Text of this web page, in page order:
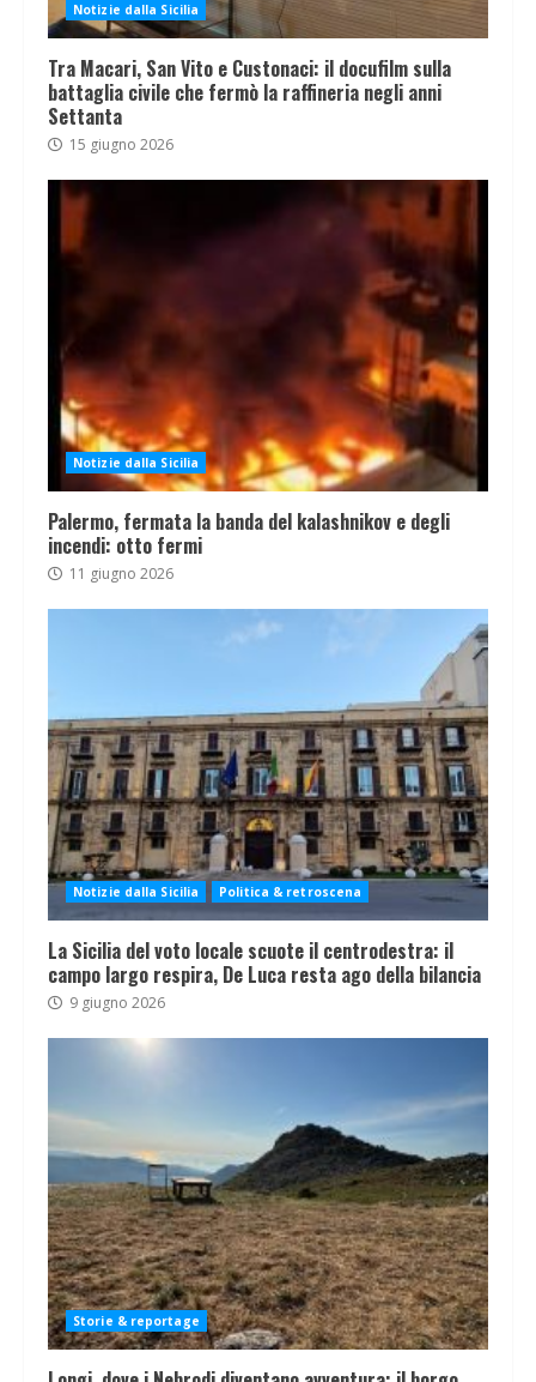
Notizie dalla Sicilia
Tra Macari, San Vito e Custonaci: il docufilm sulla
battaglia civile che fermò la raffineria negli anni
Settanta
15 giugno 2026
Notizie dalla Sicilia
Palermo, fermata la banda del kalashnikov e degli
incendi: otto fermi
11 giugno 2026
Notizie dalla Sicilia Politica & retroscena
La Sicilia del voto locale scuote il centrodestra: il
campo largo respira, De Luca resta ago della bilancia
9 giugno 2026
Storie & reportage